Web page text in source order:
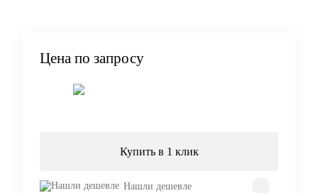
Цена по запросу
Купить в 1 клик
Нашли дешевле